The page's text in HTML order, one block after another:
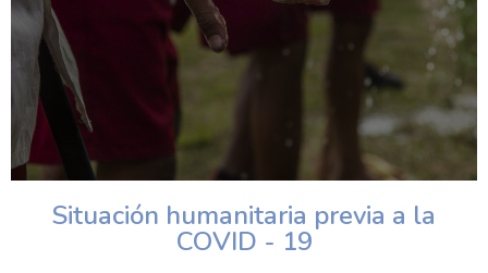
Situación humanitaria previa a la
COVID - 19​